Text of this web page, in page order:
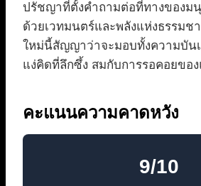
ปรัชญาที่ตั้งคำถามต่อที่ทางของม
ด้วยเวทมนตร์และพลังแห่งธรรมช
ใหม่นี้สัญญาว่าจะมอบทั้งความบัน
แง่คิดที่ลึกซึ้ง สมกับการรอคอยขอ
คะแนนความคาดหวัง
9/10